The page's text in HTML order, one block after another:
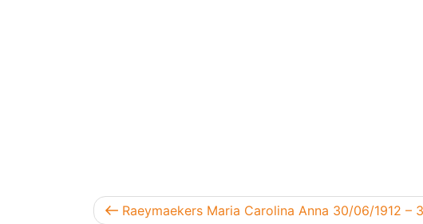
Berichtnavigatie
Vorig bericht
Raeymaekers Maria Carolina Anna 30/06/1912 –